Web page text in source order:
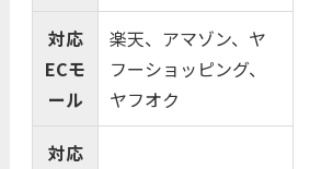
対応
ECモ
ール
楽天、アマゾン、ヤ
フーショッピング、
ヤフオク
対応